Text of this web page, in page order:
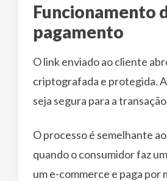
Funcionamento
pagamento
O link enviado ao cliente
criptografada e protegida.
seja segura para a
O processo é semelhante
quando o consumidor faz
um e-commerce e paga por